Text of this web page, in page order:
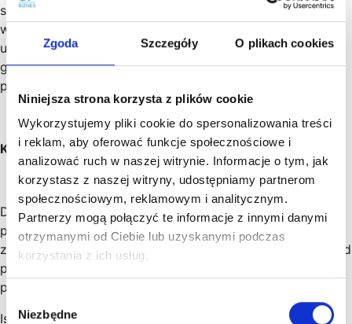
Zgoda Szczegóły O plikach cookies
Niniejsza strona korzysta z plików cookie
Wykorzystujemy pliki cookie do spersonalizowania treści
i reklam, aby oferować funkcje społecznościowe i
analizować ruch w naszej witrynie. Informacje o tym, jak
korzystasz z naszej witryny, udostępniamy partnerom
społecznościowym, reklamowym i analitycznym.
Partnerzy mogą połączyć te informacje z innymi danymi
otrzymanymi od Ciebie lub uzyskanymi podczas
korzystania z ich usług.
zgody
Niezbędne
standardowych kosztów uzyskania przychodu w
wysokości 20% przychodu. Podwyższone koszty
uzyskania przychodów nie mogą przekroczyć kwoty
granicznej wynoszącej 120.000,00 zł (górna granica
pierwszego przedziału skali podatkowej).
Korzyści
Dochód z takiej umowy jest opodatkowany jedynie
podatkiem dochodowym. Spółka (zamawiający)
zobowiązana jest , jako płatnik, do obliczenia, pobrania od
podatnika (przyjmującego zamówienie) i wpłacenia
podatku do właściwego urzędu skarbowego.
Istotne jest również, że umowa o dzieło nie generuje